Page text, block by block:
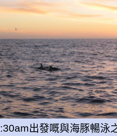
出發嘅與海豚暢泳